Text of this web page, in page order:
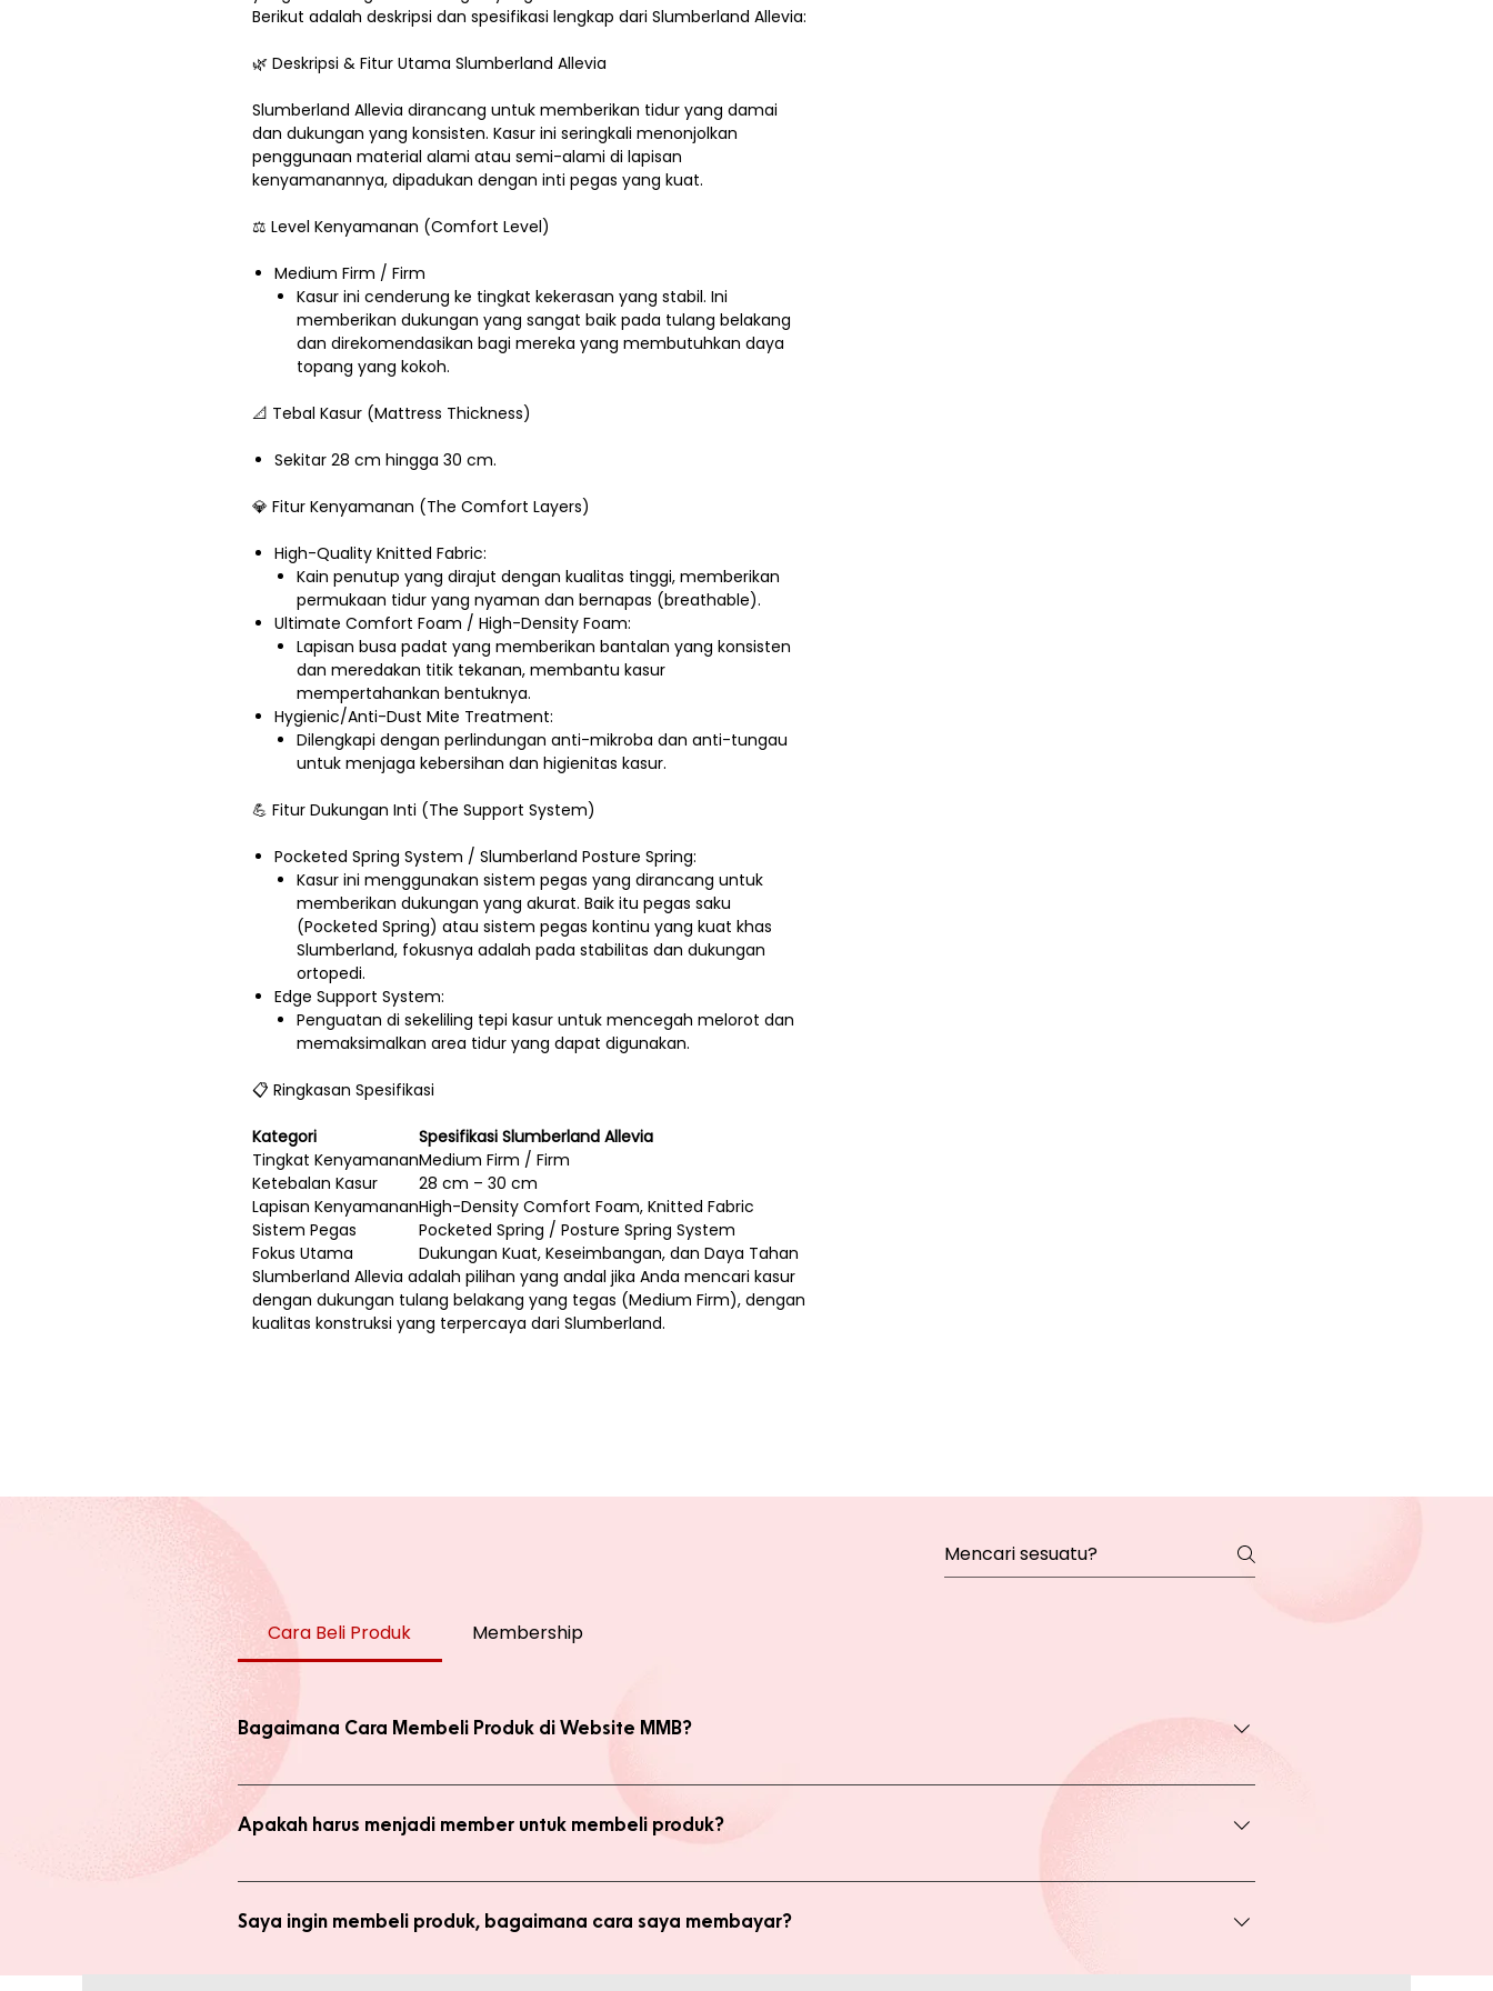
Berikut adalah deskripsi dan spesifikasi lengkap dari Slumberland Allevia:
🌿 Deskripsi & Fitur Utama Slumberland Allevia
Slumberland Allevia dirancang untuk memberikan tidur yang damai
dan dukungan yang konsisten. Kasur ini seringkali menonjolkan
penggunaan material alami atau semi-alami di lapisan
kenyamanannya, dipadukan dengan inti pegas yang kuat.
⚖️ Level Kenyamanan (Comfort Level)
Medium Firm / Firm
Kasur ini cenderung ke tingkat kekerasan yang stabil. Ini
memberikan dukungan yang sangat baik pada tulang belakang
dan direkomendasikan bagi mereka yang membutuhkan daya
topang yang kokoh.
📐 Tebal Kasur (Mattress Thickness)
Sekitar 28 cm hingga 30 cm.
💎 Fitur Kenyamanan (The Comfort Layers)
High-Quality Knitted Fabric:
Kain penutup yang dirajut dengan kualitas tinggi, memberikan
permukaan tidur yang nyaman dan bernapas (breathable).
Ultimate Comfort Foam / High-Density Foam:
Lapisan busa padat yang memberikan bantalan yang konsisten
dan meredakan titik tekanan, membantu kasur
mempertahankan bentuknya.
Hygienic/Anti-Dust Mite Treatment:
Dilengkapi dengan perlindungan anti-mikroba dan anti-tungau
untuk menjaga kebersihan dan higienitas kasur.
💪 Fitur Dukungan Inti (The Support System)
Pocketed Spring System / Slumberland Posture Spring:
Kasur ini menggunakan sistem pegas yang dirancang untuk
memberikan dukungan yang akurat. Baik itu pegas saku
(Pocketed Spring) atau sistem pegas kontinu yang kuat khas
Slumberland, fokusnya adalah pada stabilitas dan dukungan
ortopedi.
Edge Support System:
Penguatan di sekeliling tepi kasur untuk mencegah melorot dan
memaksimalkan area tidur yang dapat digunakan.
📋 Ringkasan Spesifikasi
Kategori
Spesifikasi Slumberland Allevia
Tingkat KenyamananMedium Firm / Firm
Ketebalan Kasur
28 cm – 30 cm
Lapisan KenyamananHigh-Density Comfort Foam, Knitted Fabric
Sistem Pegas
Pocketed Spring / Posture Spring System
Fokus Utama
Dukungan Kuat, Keseimbangan, dan Daya Tahan
Slumberland Allevia adalah pilihan yang andal jika Anda mencari kasur
dengan dukungan tulang belakang yang tegas (Medium Firm), dengan
kualitas konstruksi yang terpercaya dari Slumberland.
Cara Beli Produk Membership
Bagaimana Cara Membeli Produk di Website MMB?
Ada 2 jenis produk yang ada di website, yaitu produk Member dan Non Member. Anda bisa melakukan transaksi pada halaman Produk
Apakah harus menjadi member untuk membeli produk?
Anda tidak perlu bergabung menjadi member untuk membeli produk MMB. Tetapi ada keuntungan yang bisa Anda dapatkan apabila
Saya ingin membeli produk, bagaimana cara saya membayar?